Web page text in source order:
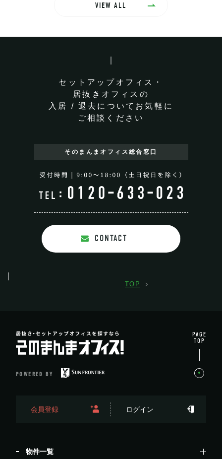
VIEW ALL
セットアップオフィス・
居抜きオフィスの
入居 / 退去についてお気軽に
ご相談ください
そのまんまオフィス 総合窓口
CONTACT
TOP
POWERED BY
会員登録 ログイン
物件一覧
PAGE
TOP